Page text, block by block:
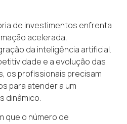
de investimentos enfrenta
acelerada,
da inteligência artificial.
e a evolução das
os profissionais precisam
para atender a um
dinâmico.
que o número de